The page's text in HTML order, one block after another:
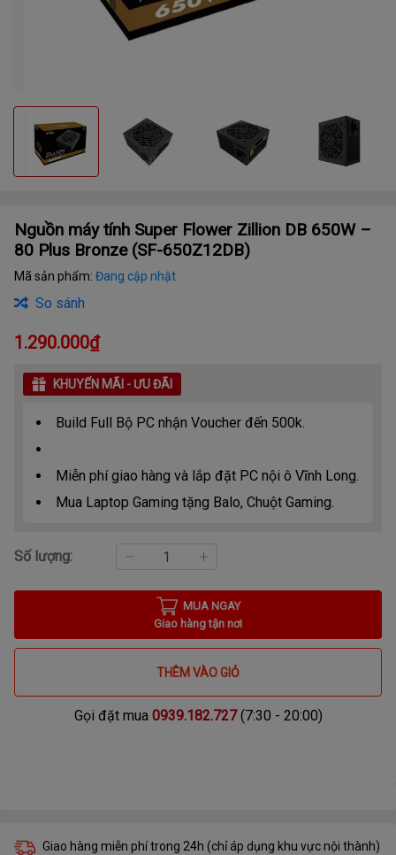
Nguồn máy tính Super Flower Zillion DB 650W –
80 Plus Bronze (SF-650Z12DB)
Mã sản phẩm: Đang cập nhật
So sánh
1.290.000₫
KHUYẾN MÃI - ƯU ĐÃI
Build Full Bộ PC nhận Voucher đến 500k.
Miễn phí giao hàng và lắp đặt PC nội ô Vĩnh Long.
Mua Laptop Gaming tặng Balo, Chuột Gaming.
Số lượng:
MUA NGAY
Giao hàng tận nơi
THÊM VÀO GIỎ
Gọi đặt mua 0939.182.727(7:30 - 20:00)
Giao hàng miễn phí trong 24h (chỉ áp dụng khu vực nội thành)